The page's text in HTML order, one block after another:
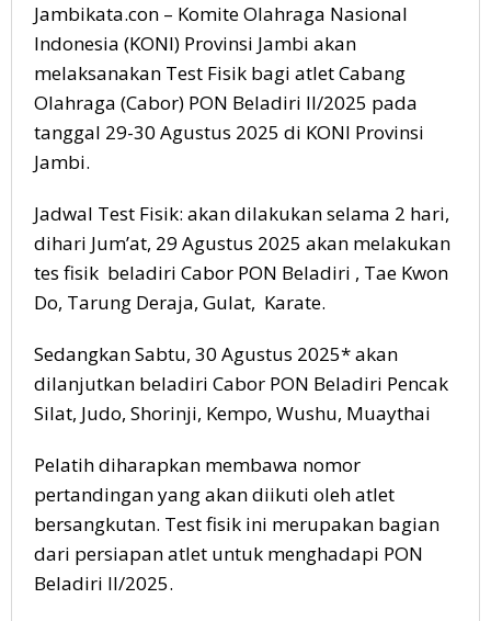
Jambikata.con – Komite Olahraga Nasional
Indonesia (KONI) Provinsi Jambi akan
melaksanakan Test Fisik bagi atlet Cabang
Olahraga (Cabor) PON Beladiri II/2025 pada
tanggal 29-30 Agustus 2025 di KONI Provinsi
Jambi.
Jadwal Test Fisik: akan dilakukan selama 2 hari,
dihari Jum’at, 29 Agustus 2025 akan melakukan
tes fisik beladiri Cabor PON Beladiri , Tae Kwon
Do, Tarung Deraja, Gulat, Karate.
Sedangkan Sabtu, 30 Agustus 2025* akan
dilanjutkan beladiri Cabor PON Beladiri Pencak
Silat, Judo, Shorinji, Kempo, Wushu, Muaythai
Pelatih diharapkan membawa nomor
pertandingan yang akan diikuti oleh atlet
bersangkutan. Test fisik ini merupakan bagian
dari persiapan atlet untuk menghadapi PON
Beladiri II/2025.